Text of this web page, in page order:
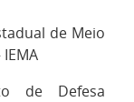
de Meio
de Defesa